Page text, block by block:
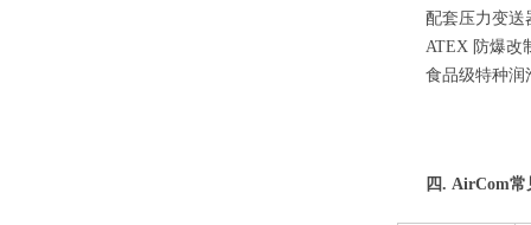
配套压力变送
ATEX 防爆改
食品级特种润
四. AirCom常